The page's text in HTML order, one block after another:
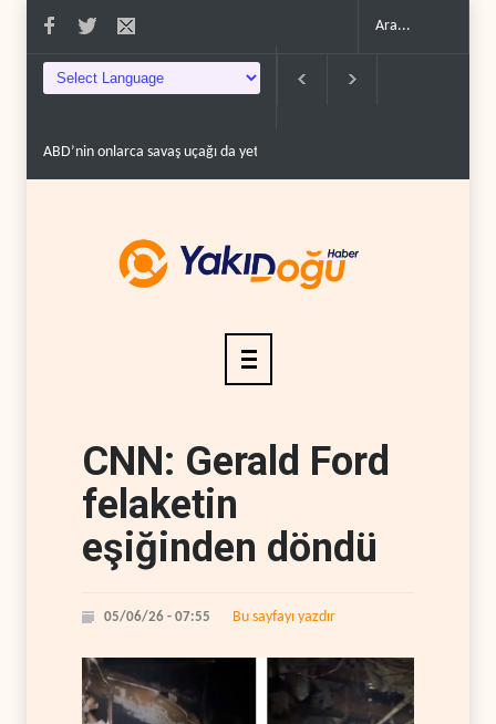
ABD’nin onlarca savaş uçağı da yetmedi: Hürmüz’de ..
CNN: Gerald Ford
felaketin
eşiğinden döndü
05/06/26 - 07:55 Bu sayfayı yazdır